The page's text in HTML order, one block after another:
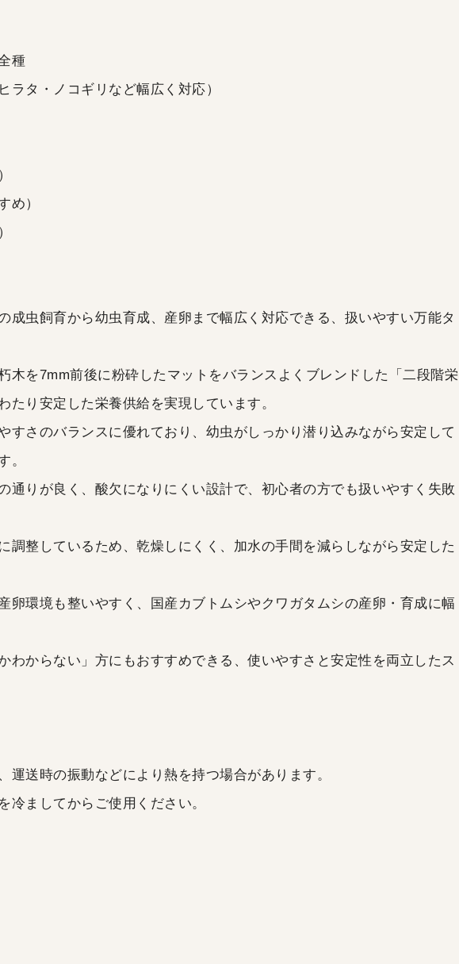
種
ラタ・ノコギリなど幅広く対応）
め）
成虫飼育から幼虫育成、産卵まで幅広く対応できる、扱いやすい万能タ
木を7mm前後に粉砕したマットをバランスよくブレンドした「二段階栄
たり安定した栄養供給を実現しています。
すさのバランスに優れており、幼虫がしっかり潜り込みながら安定して
。
通りが良く、酸欠になりにくい設計で、初心者の方でも扱いやすく失敗
調整しているため、乾燥しにくく、加水の手間を減らしながら安定した
卵環境も整いやすく、国産カブトムシやクワガタムシの産卵・育成に幅
わからない」方にもおすすめできる、使いやすさと安定性を両立したス
運送時の振動などにより熱を持つ場合があります。
冷ましてからご使用ください。